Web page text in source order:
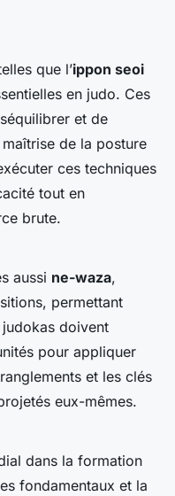
que l’ippon seoi
en judo. Ces
et de
de la posture
ces techniques
tout en
brute.
aussi ne-waza,
permettant
judokas doivent
pour appliquer
et les clés
eux-mêmes.
dans la formation
fondamentaux et la